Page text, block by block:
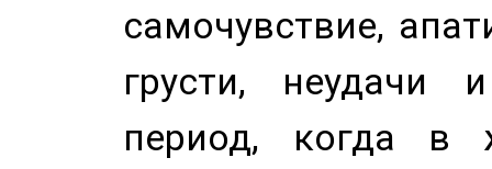
самочувствие,
грусти, неудачи
период, когда в